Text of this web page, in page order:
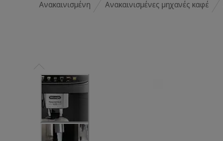
Ανακαινισμένη Ανακαινισμένες μηχανές καφέ